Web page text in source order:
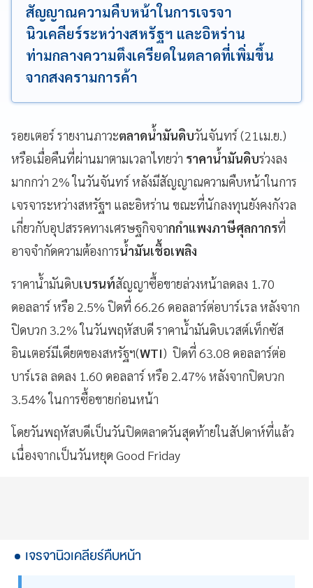
สัญญาณความคืบหน้าในการเจรจา
นิวเคลียร์ระหว่างสหรัฐฯ และอิหร่าน
ท่ามกลางความตึงเครียดในตลาดที่เพิ่มขึ้น
จากสงครามการค้า
รอยเตอร์ รายงานภาวะตลาดน้ำมันดิบวันจันทร์ (21เม.ย.)
หรือเมื่อคืนที่ผ่านมาตามเวลาไทยว่า ราคาน้ำมันดิบร่วงลง
มากกว่า 2% ในวันจันทร์ หลังมีสัญญาณความคืบหน้าในการ
เจรจาระหว่างสหรัฐฯ และอิหร่าน ขณะที่นักลงทุนยังคงกังวล
เกี่ยวกับอุปสรรคทางเศรษฐกิจจากกำแพงภาษีศุลกากรที่
อาจจำกัดความต้องการน้ำมันเชื้อเพลิง
ราคาน้ำมันดิบเบรนท์สัญญาซื้อขายล่วงหน้าลดลง 1.70
ดอลลาร์ หรือ 2.5% ปิดที่ 66.26 ดอลลาร์ต่อบาร์เรล หลังจาก
ปิดบวก 3.2% ในวันพฤหัสบดี ราคาน้ำมันดิบเวสต์เท็กซัส
อินเตอร์มีเดียตของสหรัฐฯ(WTI) ปิดที่ 63.08 ดอลลาร์ต่อ
บาร์เรล ลดลง 1.60 ดอลลาร์ หรือ 2.47% หลังจากปิดบวก
3.54% ในการซื้อขายก่อนหน้า
โดยวันพฤหัสบดีเป็นวันปิดตลาดวันสุดท้ายในสัปดาห์ที่แล้ว
เนื่องจากเป็นวันหยุด Good Friday
เจรจานิวเคลียร์คืบหน้า